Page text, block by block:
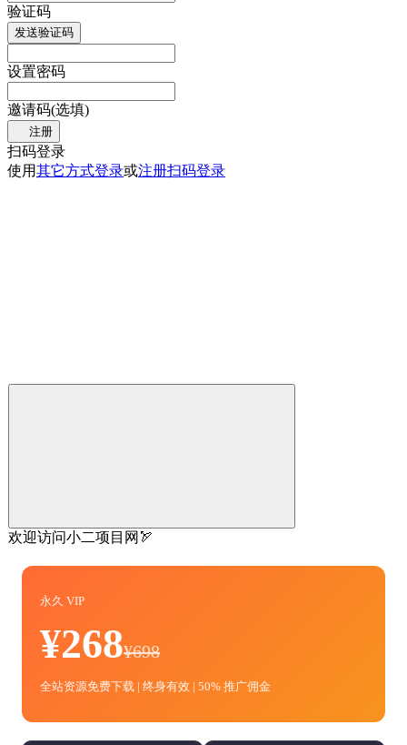
验证码
发送验证码
设置密码
邀请码(选填)
注册
扫码登录
使用其它方式登录或注册扫码登录
欢迎访问小二项目网🏹
永久 VIP
¥268¥698
全站资源免费下载 | 终身有效 | 50% 推广佣金